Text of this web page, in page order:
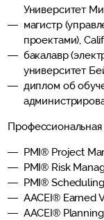
Университет
магистр
проектами),
бакалавр
университет
диплом об
PMI® Project
PMI® Risk
PMI®
AACEI® Earned
AACEI®